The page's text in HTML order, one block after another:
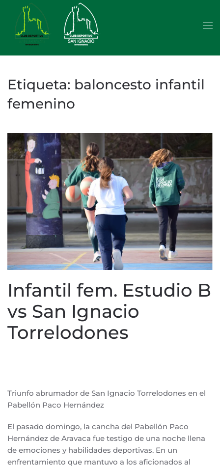
Skip to main content
Etiqueta: baloncesto infantil
femenino
Infantil fem. Estudio B
vs San Ignacio
Torrelodones
Triunfo abrumador de San Ignacio Torrelodones en el
Pabellón Paco Hernández
El pasado domingo, la cancha del Pabellón Paco
Hernández de Aravaca fue testigo de una noche llena
de emociones y habilidades deportivas. En un
enfrentamiento que mantuvo a los aficionados al